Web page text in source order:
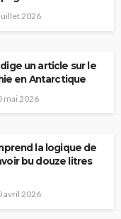
2026
un article sur le
en Antarctique
mai 2026
la logique de
bu douze litres
avril 2026